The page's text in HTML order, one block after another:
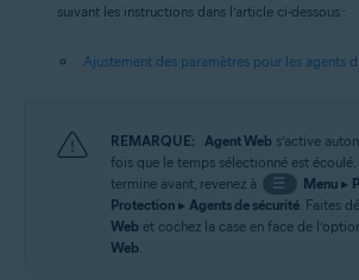
suivant les instructions dans l’article ci-dessous :
Ajustement des paramètres pour les agents
REMARQUE: Agent Web s’active
fois que le temps sélectionné est
termine avant, revenez à
☰ Menu▸
Protection ▸ Agents de sécurité . Faites
Web et cochez la case en face de
Web